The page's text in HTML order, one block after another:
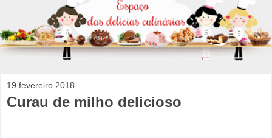
19 fevereiro 2018
Curau de milho delicioso